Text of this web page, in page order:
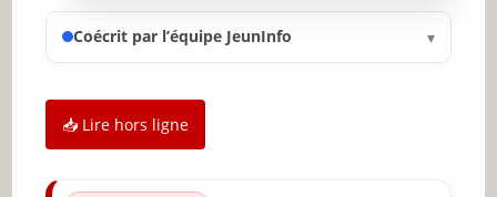
Coût et Accessibilité d’OceanWP
✨ Nouveau sur JeunInfo ?
Coécrit par l’équipe JeunInfo ▾
📥 Lire hors ligne